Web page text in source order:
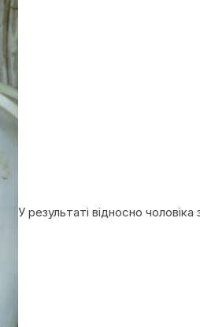
У результаті відносно чоловіка